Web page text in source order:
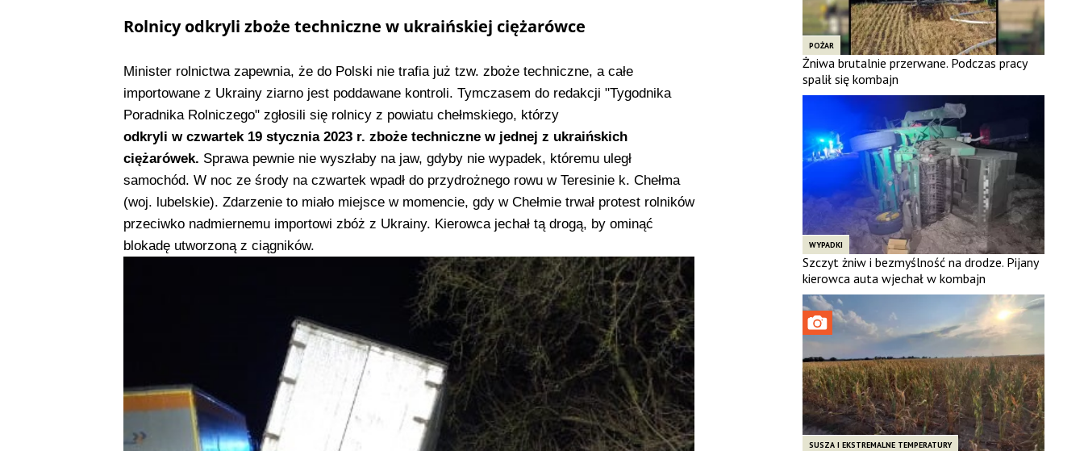
Rolnicy odkryli zboże techniczne w ukraińskiej ciężarówce
Minister rolnictwa zapewnia, że do Polski nie trafia już tzw. zboże techniczne, a całe
importowane z Ukrainy ziarno jest poddawane kontroli. Tymczasem do redakcji "Tygodnika
Poradnika Rolniczego" zgłosili się rolnicy z powiatu chełmskiego, którzy
odkryli w czwartek 19 stycznia 2023 r. zboże techniczne w jednej z ukraińskich
ciężarówek. Sprawa pewnie nie wyszłaby na jaw, gdyby nie wypadek, któremu uległ
samochód. W noc ze środy na czwartek wpadł do przydrożnego rowu w Teresinie k. Chełma
(woj. lubelskie). Zdarzenie to miało miejsce w momencie, gdy w Chełmie trwał protest rolników
przeciwko nadmiernemu importowi zbóż z Ukrainy. Kierowca jechał tą drogą, by ominąć
blokadę utworzoną z ciągników.
POŻAR
Żniwa brutalnie przerwane. Podczas pracy
spalił się kombajn
WYPADKI
Szczyt żniw i bezmyślność na drodze. Pijany
kierowca auta wjechał w kombajn
SUSZA I EKSTREMALNE TEMPERATURY